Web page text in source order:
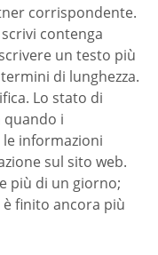
corrispondente.
contenga
un testo più
di lunghezza.
Lo stato di
quando i
informazioni
sul sito web.
più di un giorno;
finito ancora più